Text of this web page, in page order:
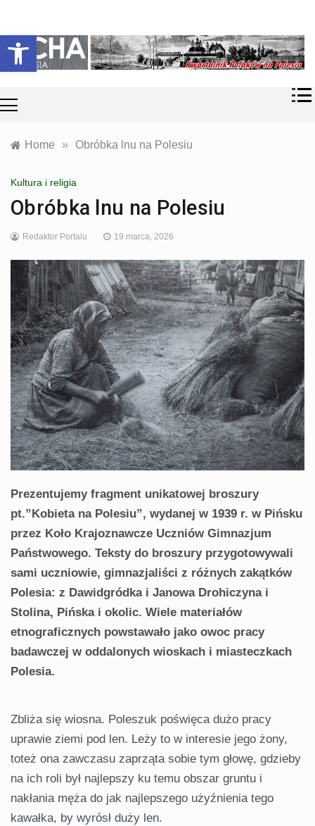
Otwórz pasek narzędzi
content
Echa
Polesia
współczesność
Polaków na
Polesiu.
Home » Obróbka lnu na Polesiu
Kultura i religia
Obróbka lnu na Polesiu
Redaktor Portalu 19 marca, 2026
Prezentujemy fragment unikatowej broszury
pt.”Kobieta na Polesiu”, wydanej w 1939 r. w Pińsku
przez Koło Krajoznawcze Uczniów Gimnazjum
Państwowego. Teksty do broszury przygotowywali
sami uczniowie, gimnazjaliści z różnych zakątków
Polesia: z Dawidgródka i Janowa Drohiczyna i
Stolina, Pińska i okolic. Wiele materiałów
etnograficznych powstawało jako owoc pracy
badawczej w oddalonych wioskach i miasteczkach
Polesia.
Zbliża się wiosna. Poleszuk poświęca dużo pracy
uprawie ziemi pod len. Leży to w interesie jego żony,
toteż ona zawczasu zaprząta sobie tym głowę, gdzieby
na ich roli był najlepszy ku temu obszar gruntu i
nakłania męża do jak najlepszego użyźnienia tego
kawałka, by wyrósł duży len.